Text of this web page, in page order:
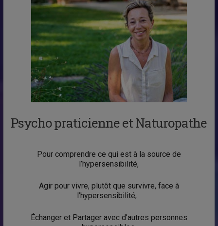
Psycho praticienne et Naturopathe
Pour comprendre ce qui est à la source de
l’hypersensibilité,
Agir pour vivre, plutôt que survivre, face à
l’hypersensibilité,
Échanger et Partager avec d’autres personnes